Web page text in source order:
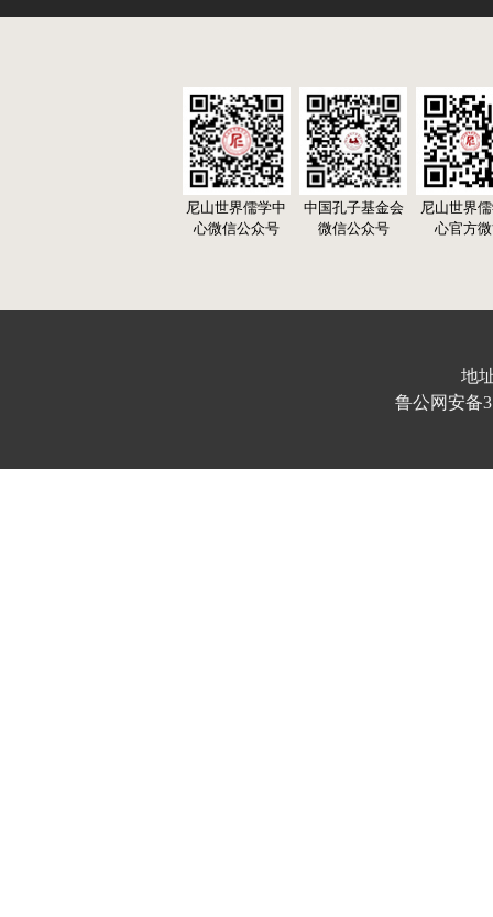
尼山世界儒学中
心微信公众号
中国孔子基金会
微信公众号
尼山世界
心官方
地
鲁公网安备